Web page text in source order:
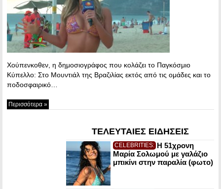
Χούπενκοθεν, η δημοσιογράφος που κολάζει το Παγκόσμιο
Κύπελλο: Στο Μουντιάλ της Βραζιλίας εκτός από τις ομάδες και το
ποδοσφαιρικό…
Περισσότερα »
ΤΕΛΕΥΤΑΙΕΣ ΕΙΔΗΣΕΙΣ
CELEBRITIES: Η 51χρονη
Μαρία Σολωμού με γαλάζιο
μπικίνι στην παραλία (φωτο)